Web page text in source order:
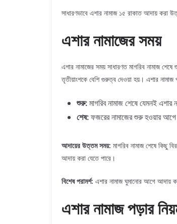
সাধারণভাবে এশার নামাজ ১৫ রাকাত আদায়
এশার নামাজের সময়
এশার নামাজের সময় সাধারণত মাগরিব নামাজ
তৃতীয়াংশকে বেশি গুরুত্ব দেওয়া হয়। এশার
শুরু:মাগরিব নামাজ শেষে যেমনই
শেষ:ফজরের নামাজের শুরু হওয়ার আগে
আদায়ের উত্তম সময়: মাগরিব নামাজ শেষে কিছু
আদায় করা যেতে পারে।
বিশেষ পরামর্শ: এশার নামাজ ঘুমানোর আগে আদায়
এশার নামাজ পড়ার